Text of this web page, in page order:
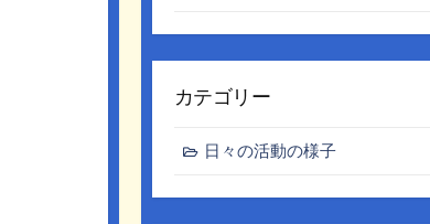
カテゴリー
日々の活動の様子